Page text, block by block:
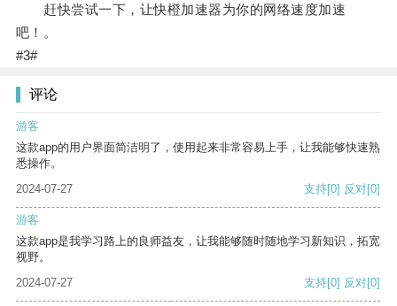
赶快尝试一下，让快橙加速器为你的网络速度加速
吧！。
#3#
评论
游客
这款app的用户界面简洁明了，使用起来非常容易上手，让我能够快速熟
悉操作。
2024-07-27
支持[0] 反对[0]
游客
这款app是我学习路上的良师益友，让我能够随时随地学习新知识，拓宽
视野。
2024-07-27
支持[0] 反对[0]